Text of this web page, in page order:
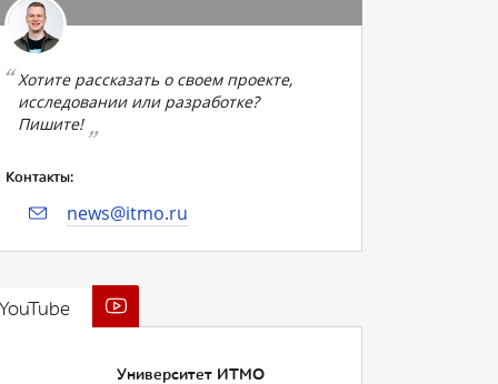
Хотите рассказать о своем проекте,
исследовании или разработке?
Пишите!
Контакты:
news@itmo.ru
Университет ИТМО